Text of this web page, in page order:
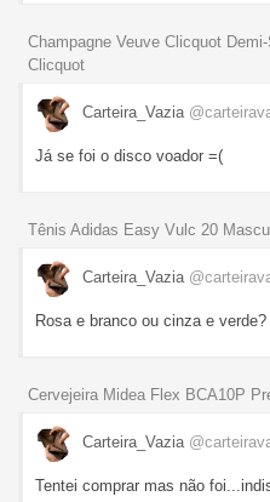
Champagne Veuve Clicquot
Clicquot
Carteira_Vazia
Já se foi o disco voador =(
Tênis Adidas Easy Vulc 20
Carteira_Vazia
Rosa e branco ou cinza e
Cervejeira Midea Flex BCA10P
Carteira_Vazia
Tentei comprar mas não